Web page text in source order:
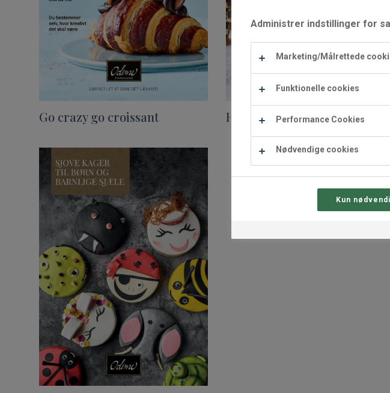
Go crazy go croissant Halloweentærte
Waffle Supply
Administrer indstillinger for
Marketing/Målrettede
Funktionelle cookies
Performance Cookies
Nødvendige cookies
Kun